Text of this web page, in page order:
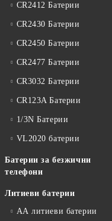
CR2412 Батерии
CR2430 Батерии
CR2450 Батерии
CR2477 Батерии
CR3032 Батерии
CR123A Батерии
1/3N Батерии
VL2020 батерии
Батерии за безжични
телефони
Литиеви батерии
АА литиеви батерии